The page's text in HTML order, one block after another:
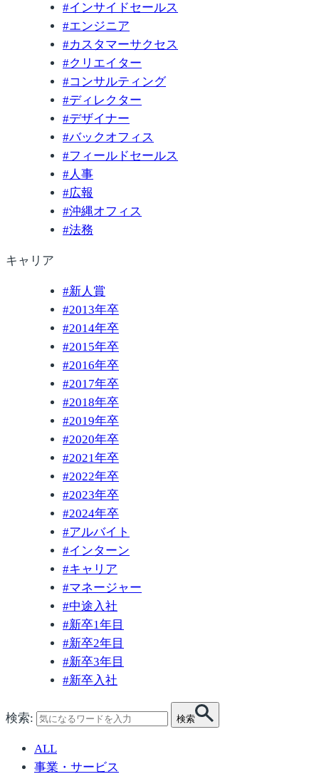
#インサイドセールス
#エンジニア
#カスタマーサクセス
#クリエイター
#コンサルティング
#ディレクター
#デザイナー
#バックオフィス
#フィールドセールス
#人事
#広報
#沖縄オフィス
#法務
キャリア
#新人賞
#2013年卒
#2014年卒
#2015年卒
#2016年卒
#2017年卒
#2018年卒
#2019年卒
#2020年卒
#2021年卒
#2022年卒
#2023年卒
#2024年卒
#アルバイト
#インターン
#キャリア
#マネージャー
#中途入社
#新卒1年目
#新卒2年目
#新卒3年目
#新卒入社
検索: 検索
ALL
事業・サービス